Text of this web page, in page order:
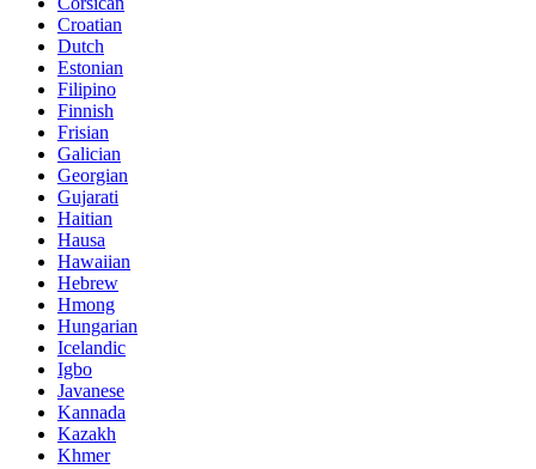
Croatian
Dutch
Estonian
Filipino
Finnish
Frisian
Galician
Georgian
Gujarati
Haitian
Hausa
Hawaiian
Hebrew
Hmong
Hungarian
Icelandic
Igbo
Javanese
Kannada
Kazakh
Khmer